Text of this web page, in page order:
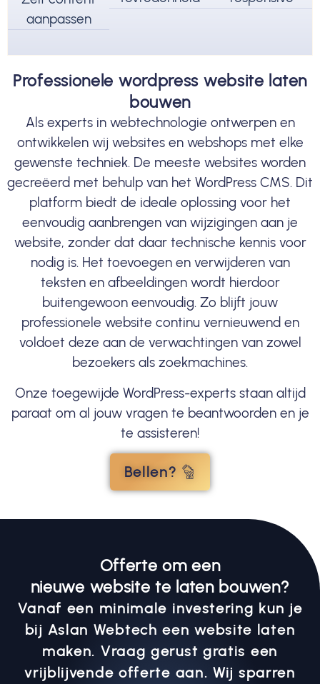
aanpassen
Professionele wordpress website laten
bouwen
Als experts in webtechnologie ontwerpen en
ontwikkelen wij websites en webshops met elke
gewenste techniek. De meeste websites worden
gecreëerd met behulp van het WordPress CMS. Dit
platform biedt de ideale oplossing voor het
eenvoudig aanbrengen van wijzigingen aan je
website, zonder dat daar technische kennis voor
nodig is. Het toevoegen en verwijderen van
teksten en afbeeldingen wordt hierdoor
buitengewoon eenvoudig. Zo blijft jouw
professionele website continu vernieuwend en
voldoet deze aan de verwachtingen van zowel
bezoekers als zoekmachines.
Onze toegewijde WordPress-experts staan altijd
paraat om al jouw vragen te beantwoorden en je
te assisteren!
Bellen?
Offerte om een
nieuwe website te laten bouwen?
Vanaf een minimale investering kun je
bij Aslan Webtech een website laten
maken. Vraag gerust gratis een
vrijblijvende offerte aan. Wij sparren